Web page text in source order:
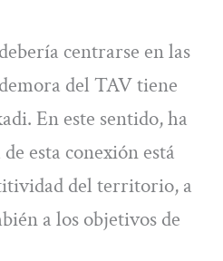
centrarse en las
del TAV tiene
En este sentido, ha
esta conexión está
del territorio, a
a los objetivos de